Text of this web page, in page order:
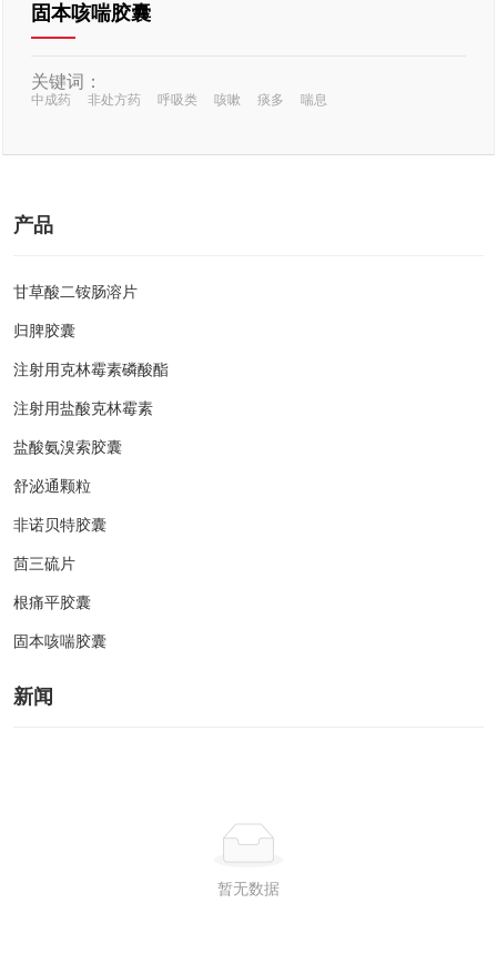
固本咳喘胶囊
关键词：
中成药 非处方药 呼吸类 咳嗽 痰多 喘息
产品
甘草酸二铵肠溶片
归脾胶囊
注射用克林霉素磷酸酯
注射用盐酸克林霉素
盐酸氨溴索胶囊
舒泌通颗粒
非诺贝特胶囊
茴三硫片
根痛平胶囊
固本咳喘胶囊
新闻
暂无数据